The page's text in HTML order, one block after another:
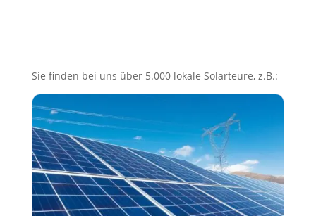
Sie finden bei uns über 5.000 lokale Solarteure, z.B.: